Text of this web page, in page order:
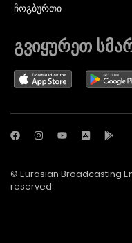
ᲩᲝᲒᲑᲣᲠᲗᲘ
გვიყურეთ
© Eurasian Broadcasting
reserved